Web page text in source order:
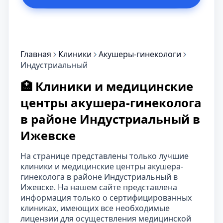
Главная Клиники
Акушеры-гинекологи
Индустриальный
🏥 Клиники и медицинские
центры акушера-гинеколога
в районе Индустриальный в
Ижевске
На странице представлены только лучшие
клиники и медицинские центры акушера-
гинеколога в районе Индустриальный в
Ижевске. На нашем сайте представлена
информация только о сертифицированных
клиниках, имеющих все необходимые
лицензии для осуществления медицинской